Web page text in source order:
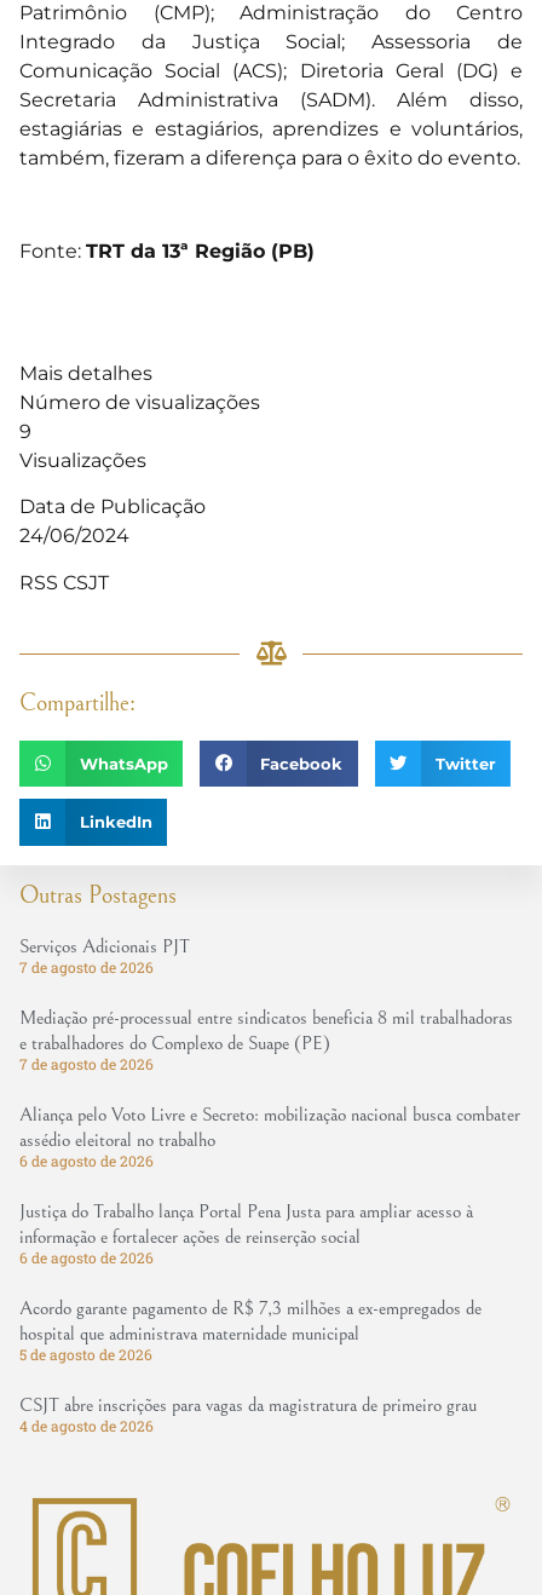
Outras Postagens
Serviços Adicionais PJT
7 de agosto de 2026
Mediação pré-processual entre sindicatos beneficia 8 mil trabalhadoras
e trabalhadores do Complexo de Suape (PE)
7 de agosto de 2026
Aliança pelo Voto Livre e Secreto: mobilização nacional busca combater
assédio eleitoral no trabalho
6 de agosto de 2026
Justiça do Trabalho lança Portal Pena Justa para ampliar acesso à
informação e fortalecer ações de reinserção social
6 de agosto de 2026
Acordo garante pagamento de R$ 7,3 milhões a ex-empregados de
hospital que administrava maternidade municipal
5 de agosto de 2026
CSJT abre inscrições para vagas da magistratura de primeiro grau
4 de agosto de 2026
Patrimônio (CMP); Administração do Centro
Integrado da Justiça Social; Assessoria de
Comunicação Social (ACS); Diretoria Geral (DG) e
Secretaria Administrativa (SADM). Além disso,
estagiárias e estagiários, aprendizes e voluntários,
também, fizeram a diferença para o êxito do evento.
Fonte: TRT da 13ª Região (PB)
Mais detalhes
Número de visualizações
9
Visualizações
Data de Publicação
24/06/2024
RSS CSJT
Compartilhe:
WhatsApp Facebook Twitter
LinkedIn